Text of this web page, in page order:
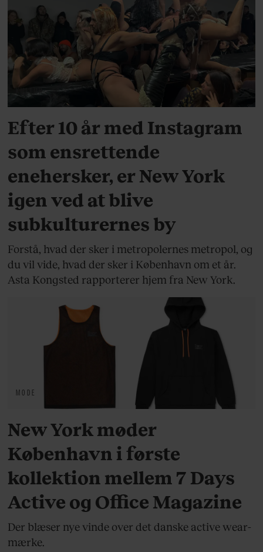
KULTUR
Efter 10 år med Instagram
som ensrettende
enehersker, er New York
igen ved at blive
subkulturernes by
Forstå, hvad der sker i metropolernes metropol, og
du vil vide, hvad der sker i København om et år.
Asta Kongsted rapporterer hjem fra New York.
MODE
New York møder
København i første
kollektion mellem 7 Days
Active og Office Magazine
Der blæser nye vinde over det danske active wear-
mærke.